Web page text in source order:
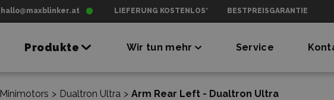
hallo@maxblinker.at LIEFERUNG KOSTENLOS* BESTPREISGARANTIE
Produkte Wir tun mehr Service
Minimotors > Dualtron Ultra > Arm Rear Left - Dualtron Ultra